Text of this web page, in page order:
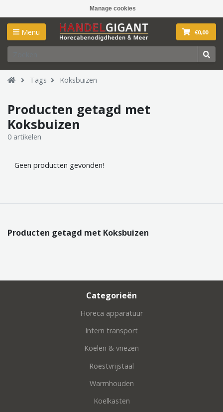
Manage cookies
Menu €0,00
Tags Koksbuizen
Producten getagd met
Koksbuizen
0 artikelen
Geen producten gevonden!
Producten getagd met Koksbuizen
Categorieën
Horeca apparatuur
Intern transport
Koelen & vriezen
Roestvrijstaal
Warmhouden
Koelkasten